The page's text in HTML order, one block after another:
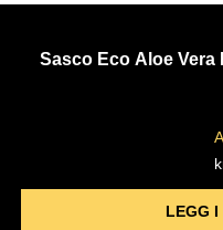
Sasco Eco Aloe Vera
LEGG I